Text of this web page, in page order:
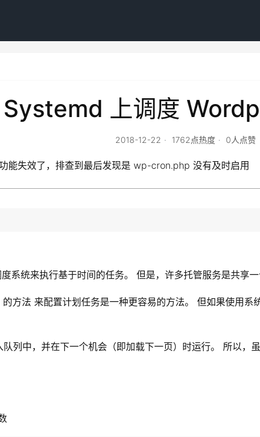
上调度
2018-12-22 1762点热度 0人点赞
能失效了，排查到最后发现是 wp-cron.php 没有及时启用
系统来执行基于时间的任务。 但是，许多托管服务是共享
方法 来配置计划任务是一种更容易的方法。 但如果使用
列中，并在下一个机会（即加载下一页）时运行。 所以